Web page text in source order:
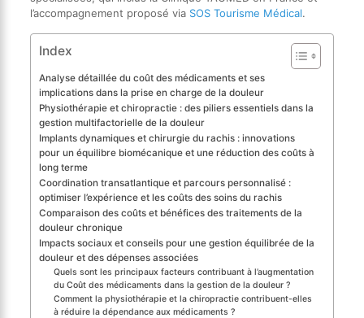
l’accompagnement proposé via SOS Tourisme Médical.
Index
Analyse détaillée du coût des médicaments et ses
implications dans la prise en charge de la douleur
Physiothérapie et chiropractie : des piliers essentiels dans la
gestion multifactorielle de la douleur
Implants dynamiques et chirurgie du rachis : innovations
pour un équilibre biomécanique et une réduction des coûts à
long terme
Coordination transatlantique et parcours personnalisé :
optimiser l’expérience et les coûts des soins du rachis
Comparaison des coûts et bénéfices des traitements de la
douleur chronique
Impacts sociaux et conseils pour une gestion équilibrée de la
douleur et des dépenses associées
Quels sont les principaux facteurs contribuant à l’augmentation
du Coût des médicaments dans la gestion de la douleur ?
Comment la physiothérapie et la chiropractie contribuent-elles
à réduire la dépendance aux médicaments ?